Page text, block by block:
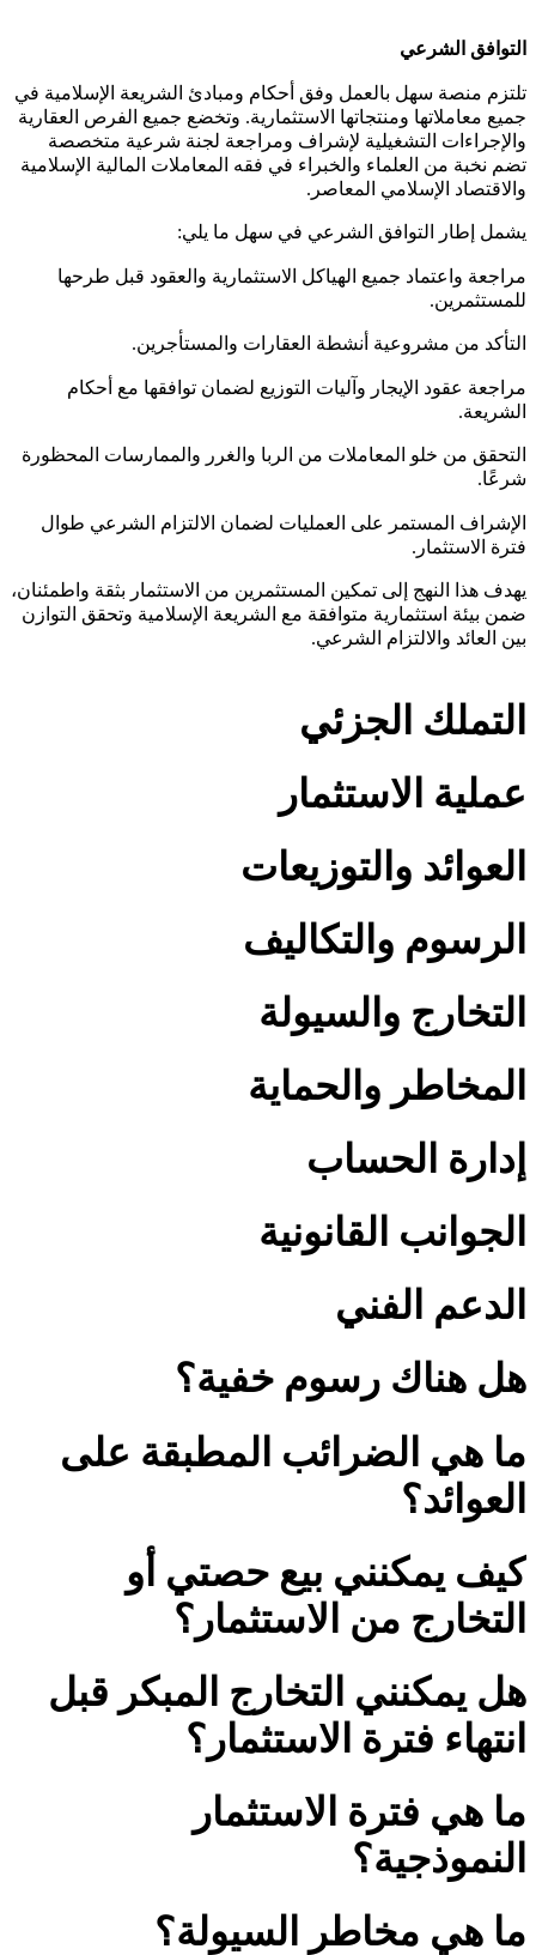
التوافق الشرعي
تلتزم منصة سهل بالعمل وفق أحكام ومبادئ الشريعة الإسلامية في
جميع معاملاتها ومنتجاتها الاستثمارية. وتخضع جميع الفرص العقارية
والإجراءات التشغيلية لإشراف ومراجعة لجنة شرعية متخصصة
تضم نخبة من العلماء والخبراء في فقه المعاملات المالية الإسلامية
والاقتصاد الإسلامي المعاصر.
يشمل إطار التوافق الشرعي في سهل ما يلي:
مراجعة واعتماد جميع الهياكل الاستثمارية والعقود قبل طرحها
للمستثمرين.
التأكد من مشروعية أنشطة العقارات والمستأجرين.
مراجعة عقود الإيجار وآليات التوزيع لضمان توافقها مع أحكام
الشريعة.
التحقق من خلو المعاملات من الربا والغرر والممارسات المحظورة
شرعًا.
الإشراف المستمر على العمليات لضمان الالتزام الشرعي طوال
فترة الاستثمار.
يهدف هذا النهج إلى تمكين المستثمرين من الاستثمار بثقة واطمئنان،
ضمن بيئة استثمارية متوافقة مع الشريعة الإسلامية وتحقق التوازن
بين العائد والالتزام الشرعي.
التملك الجزئي
عملية الاستثمار
العوائد والتوزيعات
الرسوم والتكاليف
التخارج والسيولة
المخاطر والحماية
إدارة الحساب
الجوانب القانونية
الدعم الفني
هل هناك رسوم خفية؟
ما هي الضرائب المطبقة على
العوائد؟
كيف يمكنني بيع حصتي أو
التخارج من الاستثمار؟
هل يمكنني التخارج المبكر قبل
انتهاء فترة الاستثمار؟
ما هي فترة الاستثمار
النموذجية؟
ما هي مخاطر السيولة؟